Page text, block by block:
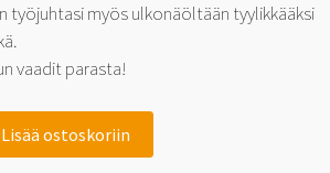
työjuhtasi myös ulkonäöltään tyylikkääksi
vaadit parasta!
Lisää ostoskoriin